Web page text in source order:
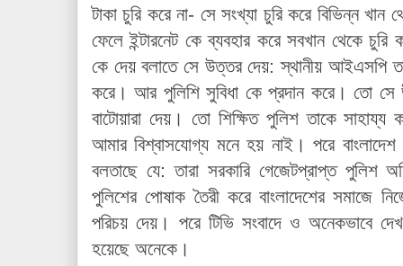
টাকা চুরি করে না- সে সংখ্যা চুরি করে বিভিন্ন খান
ফেলে ইন্টারনেট কে ব্যবহার করে সবখান থেকে চুরি
কে দেয় বলাতে সে উত্তর দেয়: স্থানীয় আইএসপি
করে। আর পুলিশি সুবিধা কে প্রদান করে। তো
বাটোয়ারা দেয়। তো শিক্ষিত পুলিশ তাকে সাহায্য
আমার বিশ্বাসযোগ্য মনে হয় নাই। পরে
বলতাছে যে: তারা সরকারি গেজেটপ্রাপ্ত পুলিশ
পুলিশের পোষাক তৈরী করে বাংলাদেশের সমাজে
পরিচয় দেয়। পরে টিভি সংবাদে ও অনেকভাবে
হয়েছে অনেকে।